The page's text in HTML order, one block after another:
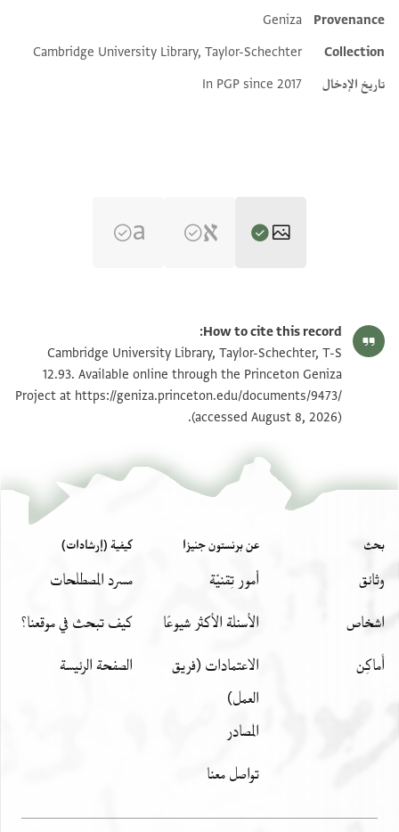
Additional metadata
Provenance
Geniza
Collection
Cambridge University Library, Taylor-Schechter
تاريخ الإدخال
In PGP since 2017
T-S 12.93 1v تكبير و تدوير
بيان أذونات الصورة
How to cite this record:
Cambridge University Library, Taylor-Schechter, T-S
12.93. Available online through the Princeton Geniza
Project athttps://geniza.princeton.edu/documents/9473/
(accessed August 8, 2026).
بحث
وثائق
اشخاص
أَماكِن
عن برنستون جنيزا
أمور تِقنيّة
الأسئلة الأكثر شيوعًا
الاعتمادات (فريق
العمل)
المصادر
تواصل معنا
كيفية (إرشادات)
مسرد المصطلحات
كيف تبحث في موقعنا؟
الصفحة الرئيسة